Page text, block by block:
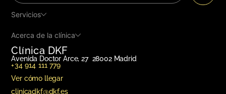
Clínica DKF
Avenida Doctor Arce, 27 28002 Madrid
+34 914 111 779
Ver cómo llegar
clinicadkf@dkf.es
Servicios
Acerca de la clínica